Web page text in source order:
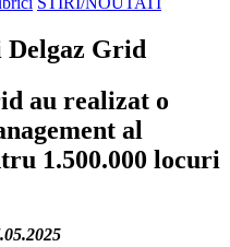
Delgaz Grid
au realizat o
al
1.500.000 locuri